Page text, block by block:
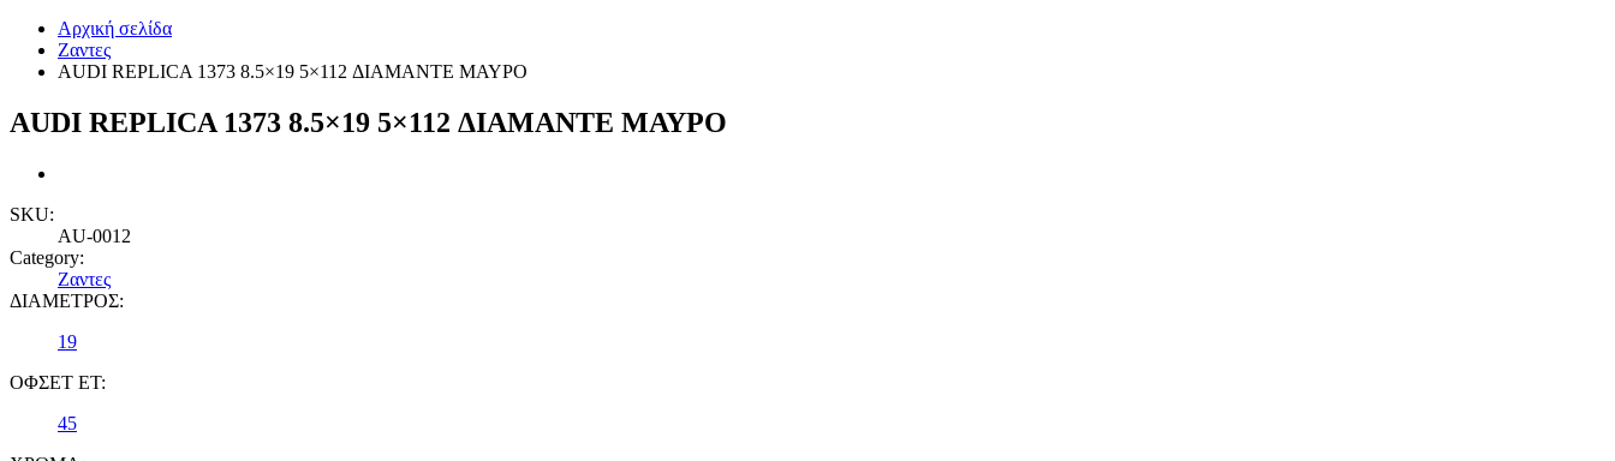
Αρχική σελίδα
Ζαντες
AUDI REPLICA 1373 8.5×19 5×112 ΔΙΑΜΑΝΤΕ ΜΑΥΡΟ
AUDI REPLICA 1373 8.5×19 5×112 ΔΙΑΜΑΝΤΕ ΜΑΥΡΟ
SKU:
AU-0012
Category:
Ζαντες
ΔΙΑΜΕΤΡΟΣ:
19
ΟΦΣΕΤ ET:
45